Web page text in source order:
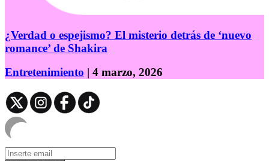
¿Verdad o espejismo? El misterio detrás de ‘nuevo
romance’ de Shakira
Entretenimiento | 4 marzo, 2026